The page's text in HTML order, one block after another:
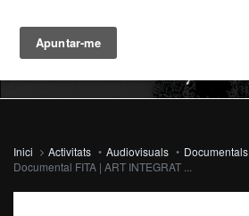
Inici Activitats • Audiovisuals • Documentals
Documental FITA | ART INTEGRAT ...